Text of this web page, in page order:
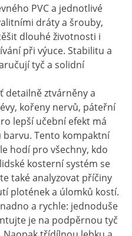
PVC a jednotlivé
dráty a šrouby,
dlouhé životnosti i
při výuce. Stabilitu a
tyč a solidní
detailně ztvárněny a
kořeny nervů, páteřní
lepší učební efekt má
barvu. Tento kompaktní
hodí pro všechny, kdo
kosterní systém se
také analyzovat příčiny
plotének a úlomků kostí.
a rychle: jednoduše
je na podpěrnou tyč